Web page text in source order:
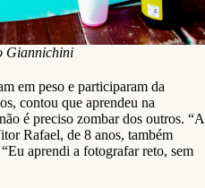
Giannichini
em peso e participaram da
contou que aprendeu na
é preciso zombar dos outros. “A
Rafael, de 8 anos, também
aprendi a fotografar reto, sem